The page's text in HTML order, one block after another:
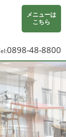
0898-48-8800
メニューは
こちら